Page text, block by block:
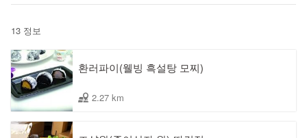
13 정보
환러파이(웰빙 흑설탕 모찌)
2.27 km